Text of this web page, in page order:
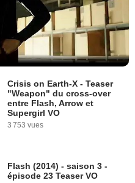
Crisis on Earth-X - Teaser
"Weapon" du cross-over
entre Flash, Arrow et
Supergirl VO
3 753 vues
Flash (2014) - saison 3 -
épisode 23 Teaser VO